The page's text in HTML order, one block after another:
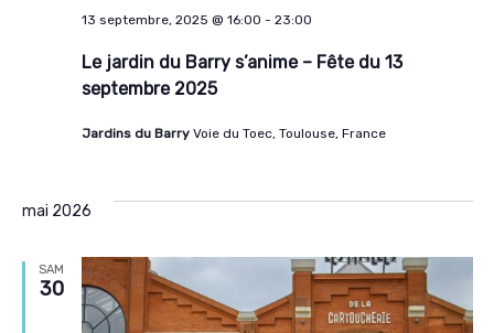
Le jardin du Barry s’anime – Fête du 13
septembre 2025
13 septembre, 2025 @ 16:00 - 23:00
Jardins du Barry Voie du Toec, Toulouse, France
mai 2026
SAM
30